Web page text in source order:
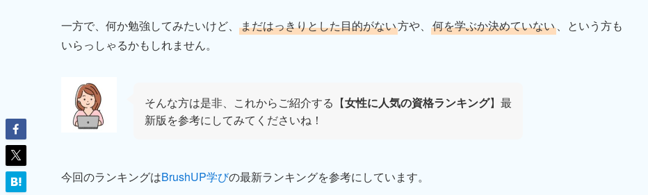
一方で、何か勉強してみたいけど、 まだはっきりとした目的がない方や、 何を学ぶか決めていない、という方も
いらっしゃるかもしれません。
そんな方は是非、これからご紹介する【女性に人気の資格ランキング】最
新版を参考にしてみてくださいね！
今回のランキングはBrushUP学びの最新ランキングを参考にしています。